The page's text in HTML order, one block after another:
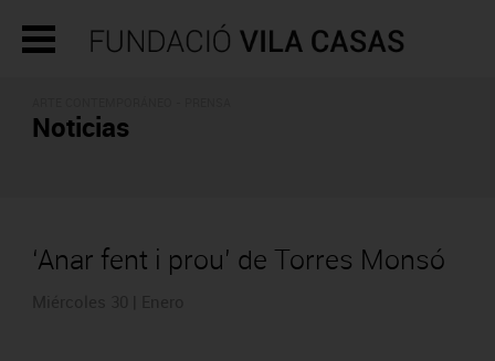
Noticias
‘Anar fent i prou’ de Torres Monsó